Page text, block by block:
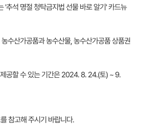
'추석 명절 청탁금지법 선물 바로 알기' 카드뉴
수산가공품과 농수산물, 농수산가공품 상품권
공할 수 있는 기간은 2024. 8. 24.(토) ~ 9.
참고해 주시기 바랍니다.